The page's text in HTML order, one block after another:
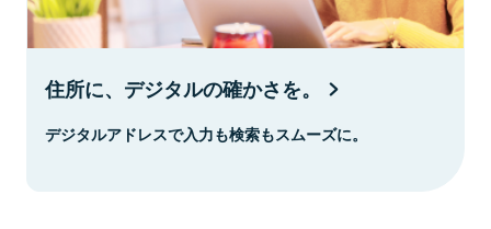
住所に、デジタルの確かさを。
デジタルアドレスで入力も検索もスムーズに。